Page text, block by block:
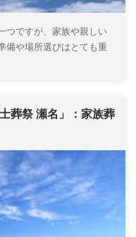
つですが、家族や親しい
備や場所選びはとても重
葬祭 瀬名」：家族葬